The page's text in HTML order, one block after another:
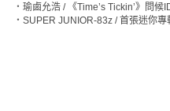
‧ 瑜鹵允浩 / 《Time’s Tickin’》問候
‧ SUPER JUNIOR-83z / 首張迷你